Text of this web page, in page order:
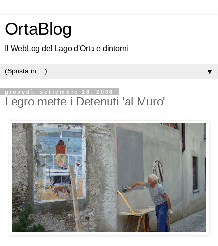
OrtaBlog
Il WebLog del Lago d'Orta e dintorni
▼
giovedì, settembre 18, 2008
Legro mette i Detenuti 'al Muro'